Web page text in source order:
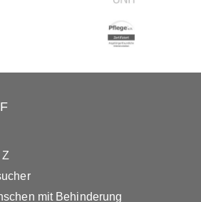
mit Behinderung